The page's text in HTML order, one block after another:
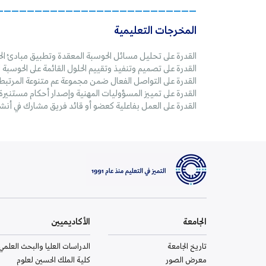
المخرجات التعليمية
القدرة على تحليل مسائل الحوسبة المعقدة وتطبيق
القدرة على تصميم وتنفيذ وتقييم الحلول القائمة على
القدرة على التواصل الفعال ضمن مجموعة عم متنوعة
القدرة على تمييز المسؤوليات المهنية وإصدار أحكام
القدرة على العمل بفاعلية كعضو أو قائد فريق مشارك في
الجامعة
تاريخ الجامعة
معرض الصور
الأكاديميين
الدراسات العليا والبحث
كلية الملك الحسين لعلوم